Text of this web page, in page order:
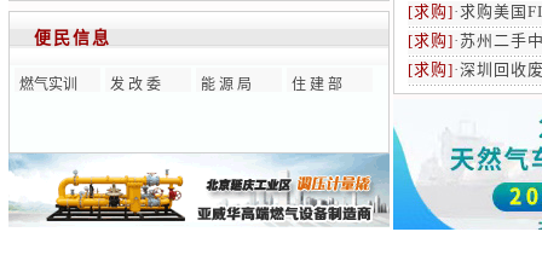
便民信息
燃气实训 发 改 委 能 源 局 住 建 部
[求购]·求购美国
[求购]·苏州二手
[求购]·深圳回收